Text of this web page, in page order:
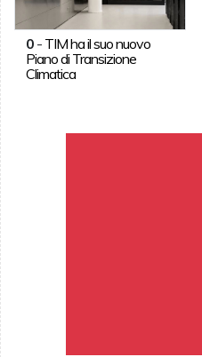
0- TIM ha il suo nuovo
Piano di Transizione
Climatica